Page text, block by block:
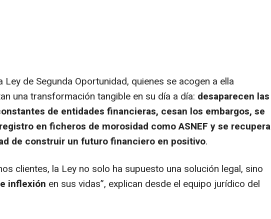
Ley de Segunda Oportunidad, quienes se acogen a ella
una transformación tangible en su día a día: desaparecen las
de entidades financieras, cesan los embargos, se
en ficheros de morosidad como ASNEF y se recupera
de construir un futuro financiero en positivo.
clientes, la Ley no solo ha supuesto una solución legal, sino
inflexión en sus vidas”, explican desde el equipo jurídico del